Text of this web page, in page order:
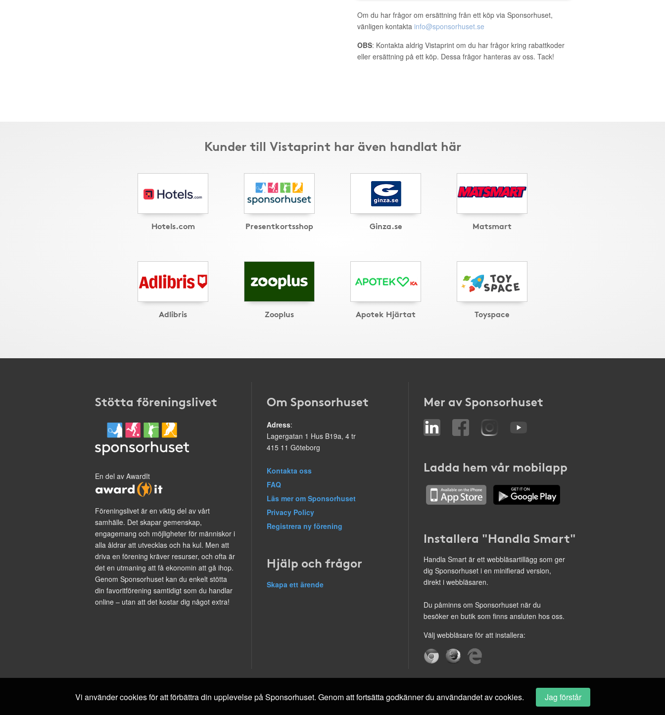
Om du har frågor om ersättning från ett köp via Sponsorhuset,
vänligen kontakta info@sponsorhuset.se
OBS: Kontakta aldrig Vistaprint om du har frågor kring rabattkoder
eller ersättning på ett köp. Dessa frågor hanteras av oss. Tack!
Kunder till Vistaprint har även handlat här
Hotels.com Presentkortsshop Ginza.se Matsmart
Adlibris Zooplus Apotek Hjärtat Toyspace
Stötta föreningslivet
En del av AwardIt
Föreningslivet är en viktig del av vårt
samhälle. Det skapar gemenskap,
engagemang och möjligheter för människor i
alla åldrar att utvecklas och ha kul. Men att
driva en förening kräver resurser, och ofta är
det en utmaning att få ekonomin att gå ihop.
Genom Sponsorhuset kan du enkelt stötta
din favoritförening samtidigt som du handlar
online – utan att det kostar dig något extra!
Om Sponsorhuset
Adress:
Lagergatan 1 Hus B19a, 4 tr
415 11 Göteborg
Kontakta oss
FAQ
Läs mer om Sponsorhuset
Privacy Policy
Registrera ny förening
Hjälp och frågor
Skapa ett ärende
Mer av Sponsorhuset
Ladda hem vår mobilapp
Installera "Handla Smart"
Handla Smart är ett webbläsartillägg som ger
dig Sponsorhuset i en minifierad version,
direkt i webbläsaren.
Du påminns om Sponsorhuset när du
besöker en butik som finns ansluten hos oss.
Välj webbläsare för att installera:
Vi använder cookies för att förbättra din upplevelse på Sponsorhuset. Genom att fortsätta godkänner du användandet av cookies. Jag förstår